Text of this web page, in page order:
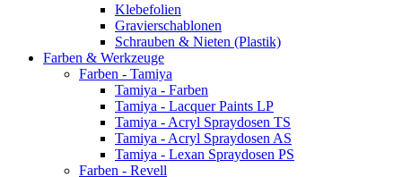
Klebefolien
Gravierschablonen
Schrauben & Nieten (Plastik)
Farben & Werkzeuge
Farben - Tamiya
Tamiya - Farben
Tamiya - Lacquer Paints LP
Tamiya - Acryl Spraydosen TS
Tamiya - Acryl Spraydosen AS
Tamiya - Lexan Spraydosen PS
Farben - Revell